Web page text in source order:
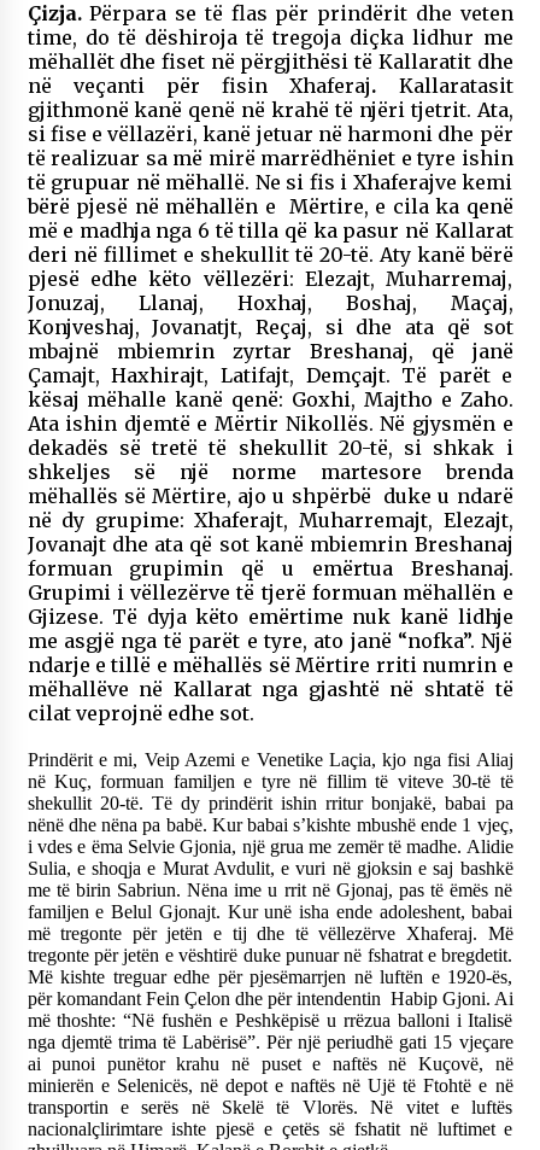
Çizja.Përpara se të flas për prindërit dhe veten
time, do të dëshiroja të tregoja diçka lidhur me
mëhallët dhe fiset në përgjithësi të Kallaratit dhe
në veçanti për fisin Xhaferaj. Kallaratasit
gjithmonë kanë qenë në krahë të njëri tjetrit. Ata,
si fise e vëllazëri, kanë jetuar në harmoni dhe për
të realizuar sa më mirë marrëdhëniet e tyre ishin
të grupuar në mëhallë. Ne si fis i Xhaferajve kemi
bërë pjesë në mëhallën e Mërtire, e cila ka qenë
më e madhja nga 6 të tilla që ka pasur në Kallarat
deri në fillimet e shekullit të 20-të. Aty kanë bërë
pjesë edhe këto vëllezëri: Elezajt, Muharremaj,
Jonuzaj, Llanaj, Hoxhaj, Boshaj, Maçaj,
Konjveshaj, Jovanatjt, Reçaj, si dhe ata që sot
mbajnë mbiemrin zyrtar Breshanaj, që janë
Çamajt, Haxhirajt, Latifajt, Demçajt. Të parët e
kësaj mëhalle kanë qenë: Goxhi, Majtho e Zaho.
Ata ishin djemtë e Mërtir Nikollës. Në gjysmën e
dekadës së tretë të shekullit 20-të, si shkak i
shkeljes së një norme martesore brenda
mëhallës së Mërtire, ajo u shpërbë duke u ndarë
në dy grupime: Xhaferajt, Muharremajt, Elezajt,
Jovanajt dhe ata që sot kanë mbiemrin Breshanaj
formuan grupimin që u emërtua Breshanaj.
Grupimi i vëllezërve të tjerë formuan mëhallën e
Gjizese. Të dyja këto emërtime nuk kanë lidhje
me asgjë nga të parët e tyre, ato janë “nofka”. Një
ndarje e tillë e mëhallës së Mërtire rriti numrin e
mëhallëve në Kallarat nga gjashtë në shtatë të
cilat veprojnë edhe sot.
Prindërit e mi, Veip Azemi e Venetike Laçia, kjo nga fisi Aliaj
në Kuç, formuan familjen e tyre në fillim të viteve 30-të të
shekullit 20-të. Të dy prindërit ishin rritur bonjakë, babai pa
nënë dhe nëna pa babë. Kur babai s’kishte mbushë ende 1 vjeç,
i vdes e ëma Selvie Gjonia, një grua me zemër të madhe. Alidie
Sulia, e shoqja e Murat Avdulit, e vuri në gjoksin e saj bashkë
me të birin Sabriun. Nëna ime u rrit në Gjonaj, pas të ëmës në
familjen e Belul Gjonajt. Kur unë isha ende adoleshent, babai
më tregonte për jetën e tij dhe të vëllezërve Xhaferaj. Më
tregonte për jetën e vështirë duke punuar në fshatrat e bregdetit.
Më kishte treguar edhe për pjesëmarrjen në luftën e 1920-ës,
për komandant Fein Çelon dhe për intendentin Habip Gjoni. Ai
më thoshte: “Në fushën e Peshkëpisë u rrëzua balloni i Italisë
nga djemtë trima të Labërisë”. Për një periudhë gati 15 vjeçare
ai punoi punëtor krahu në puset e naftës në Kuçovë, në
minierën e Selenicës, në depot e naftës në Ujë të Ftohtë e në
transportin e serës në Skelë të Vlorës. Në vitet e luftës
nacionalçlirimtare ishte pjesë e çetës së fshatit në luftimet e